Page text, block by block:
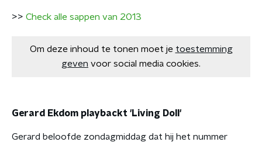
>> Check alle sappen van 2013
Om deze inhoud te tonen moet je toestemming
geven voor social media cookies.
Gerard Ekdom playbackt 'Living Doll'
Gerard beloofde zondagmiddag dat hij het nummer